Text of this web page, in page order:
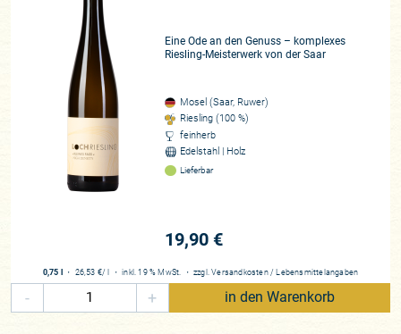
Winzer*in
Vergleich heran, die im ersten Moment durchaus
hochgegriffen erscheinen mögen, bei näherer Betrachtung
aber so wohlbegründet wie stichhaltig sind: „Das Weingut
Herrenberg ist für mich schon seit mehreren Jahren ein
herausragender Geheimtipp an der Saar. Bei der minimalen
Jahresproduktion und solchen Qualitäten müssten die
Weinkenner eigentlich Schlange stehen und alles müsste zu
Höchstpreisen ständig ausverkauft sein. Herrenberg ist so
etwas wie ein weißer Riesling-Pétrus von der Saar: winzige
Produktion, total eigenständiger Terroircharakter in absoluten
Das Fazit im Vinum-Weinguide von 2023 bringt es auf den
Punkt: „Handwerkliche Qualität in Perfektion.“
Eine Ode an den Genuss – komplexes
Riesling-Meisterwerk von der Saar
Mosel (Saar, Ruwer)
Riesling (100 %)
feinherb
Edelstahl | Holz
Lieferbar
19,90 €
0,75 l ・ 26,53 €/ l ・inkl. 19 % MwSt. ・ zzgl.Versandkosten / Lebensmittelangaben
- + in den Warenkorb